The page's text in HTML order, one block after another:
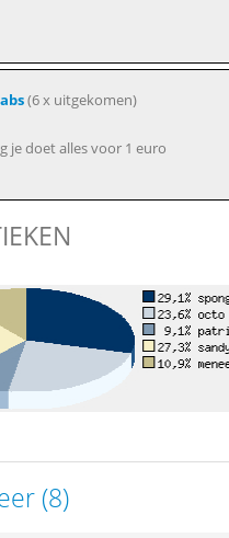
(6 x uitgekomen)
je doet alles voor 1 euro
(8)